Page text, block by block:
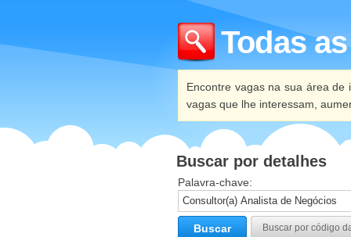
Todas
Encontre vagas na sua área
vagas que lhe interessam,
Buscar por detalhes
Palavra-chave:
Buscar Buscar por código